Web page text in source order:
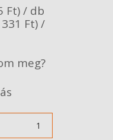
Ft) / db
Ft) /
meg?